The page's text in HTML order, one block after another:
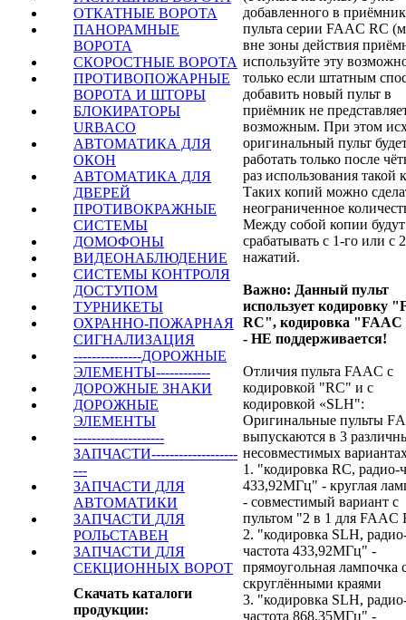
ОТКАТНЫЕ ВОРОТА
ПАНОРАМНЫЕ
ВОРОТА
СКОРОСТНЫЕ ВОРОТА
ПРОТИВОПОЖАРНЫЕ
ВОРОТА И ШТОРЫ
БЛОКИРАТОРЫ
URBACO
АВТОМАТИКА ДЛЯ
ОКОН
АВТОМАТИКА ДЛЯ
ДВЕРЕЙ
ПРОТИВОКРАЖНЫЕ
СИСТЕМЫ
ДОМОФОНЫ
ВИДЕОНАБЛЮДЕНИЕ
СИСТЕМЫ КОНТРОЛЯ
ДОСТУПОМ
ТУРНИКЕТЫ
ОХРАННО-ПОЖАРНАЯ
СИГНАЛИЗАЦИЯ
---------------ДОРОЖНЫЕ
ЭЛЕМЕНТЫ------------
ДОРОЖНЫЕ ЗНАКИ
ДОРОЖНЫЕ
ЭЛЕМЕНТЫ
--------------------
ЗАПЧАСТИ-------------------
---
ЗАПЧАСТИ ДЛЯ
АВТОМАТИКИ
ЗАПЧАСТИ ДЛЯ
РОЛЬСТАВЕН
ЗАПЧАСТИ ДЛЯ
СЕКЦИОННЫХ ВОРОТ
Скачать каталоги
продукции:
добавленного в приёмник
пульта серии FAAC RC
вне зоны действия
используйте эту
только если штатным
добавить новый пульт в
приёмник не
возможным. При этом
оригинальный пульт
работать только после
раз использования такой
Таких копий можно
неограниченное
Между собой копии будут
срабатывать с 1-го или с
нажатий.
Важно: Данный пульт
использует кодировку
RC", кодировка
- НЕ поддерживается!
Отличия пульта FAAC с
кодировкой "RC" и с
кодировкой «SLH":
Оригинальные пульты
выпускаются в 3
несовместимых
1. "кодировка RC, радио-
433,92МГц" - круглая
- совместимый вариант с
пультом "2 в 1 для
2. "кодировка SLH,
частота 433,92МГц" -
прямоугольная лампочка
скруглёнными краями
3. "кодировка SLH,
частота 868,35МГц" -